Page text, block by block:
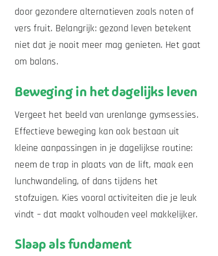
door gezondere alternatieven zoals noten of
vers fruit. Belangrijk: gezond leven betekent
niet dat je nooit meer mag genieten. Het gaat
om balans.
Beweging in het dagelijks leven
Vergeet het beeld van urenlange gymsessies.
Effectieve beweging kan ook bestaan uit
kleine aanpassingen in je dagelijkse routine:
neem de trap in plaats van de lift, maak een
lunchwandeling, of dans tijdens het
stofzuigen. Kies vooral activiteiten die je leuk
vindt – dat maakt volhouden veel makkelijker.
Slaap als fundament